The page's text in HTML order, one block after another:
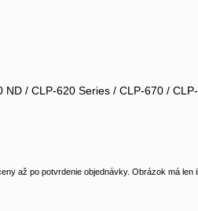
ND / CLP-620 Series / CLP-670 /
až po potvrdenie objednávky. Obrázok má len